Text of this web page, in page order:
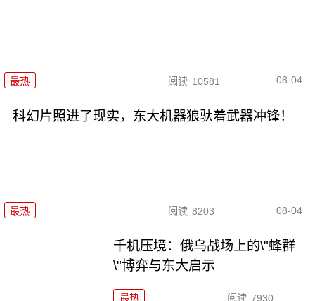
最热 阅读 10581 08-04
科幻片照进了现实，东大机器狼驮着武器冲锋！
最热 阅读 8203 08-04
千机压境：俄乌战场上的\"蜂群
\"博弈与东大启示
最热 阅读 7930